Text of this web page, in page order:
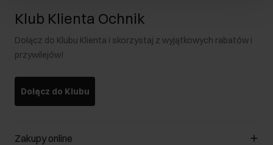
Klub Klienta Ochnik
Dołącz do Klubu Klienta i skorzystaj z wyjątkowych rabatów i
przywilejów!
Dołącz do Klubu
Zakupy online